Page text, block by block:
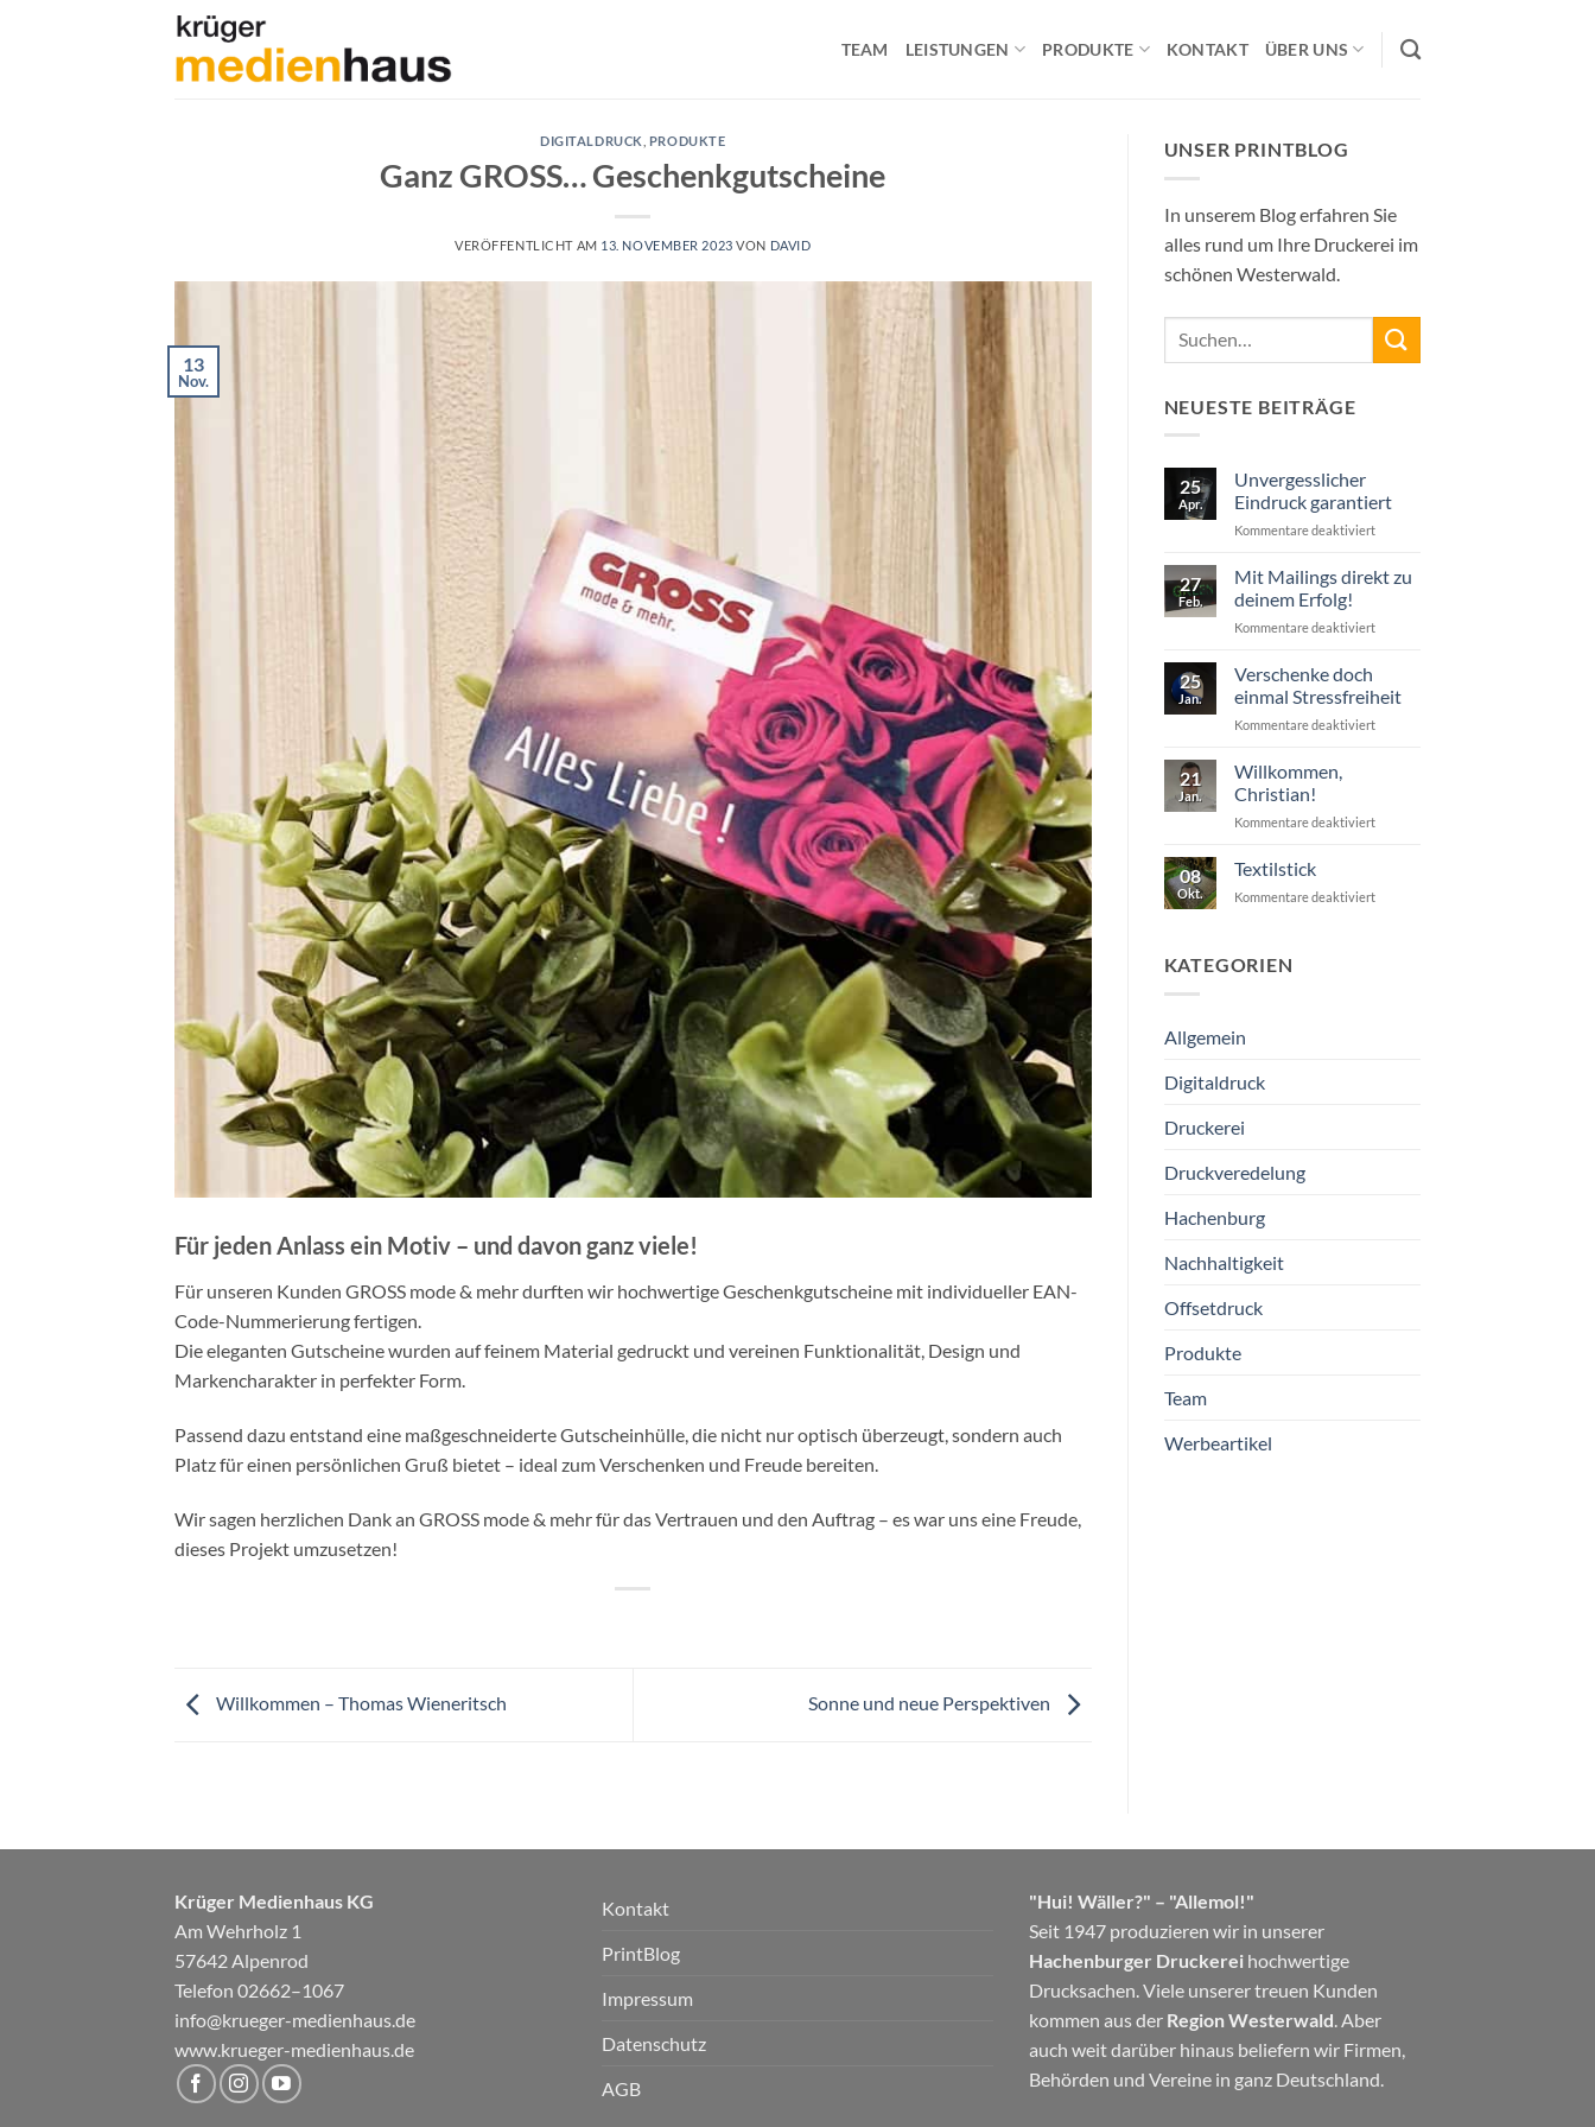
TEAM LEISTUNGEN PRODUKTE KONTAKT ÜBER UNS
DIGITALDRUCK PRODUKTE
Ganz GROSS… Geschenkgutscheine
VERÖFFENTLICHT AM 13. NOVEMBER 2023 VON DAVID
13
Nov.
Für jeden Anlass ein Motiv – und davon ganz viele!
Für unseren Kunden GROSS mode & mehr durften wir hochwertige Geschenkgutscheine mit individueller EAN-
Code-Nummerierung fertigen.
Die eleganten Gutscheine wurden auf feinem Material gedruckt und vereinen Funktionalität, Design und
Markencharakter in perfekter Form.
Passend dazu entstand eine maßgeschneiderte Gutscheinhülle, die nicht nur optisch überzeugt, sondern auch
Platz für einen persönlichen Gruß bietet – ideal zum Verschenken und Freude bereiten.
Wir sagen herzlichen Dank an GROSS mode & mehr für das Vertrauen und den Auftrag – es war uns eine Freude,
dieses Projekt umzusetzen!
Willkommen – Thomas Wieneritsch Sonne und neue Perspektiven
UNSER PRINTBLOG
In unserem Blog erfahren Sie
alles rund um Ihre Druckerei im
schönen Westerwald.
NEUESTE BEITRÄGE
25
Apr.
Unvergesslicher
Eindruck garantiert
Kommentare deaktiviertfür
Eindruck
27
Feb.
Mit Mailings direkt zu
deinem Erfolg!
Kommentare deaktiviertfür
zu
deinem
25
Jan.
Verschenke doch
einmal Stressfreiheit
Kommentare deaktiviertfür
21
Jan.
Willkommen,
Christian!
Kommentare deaktiviertfür
08
Okt.
Textilstick
Kommentare deaktiviertfür
KATEGORIEN
Allgemein
Digitaldruck
Druckerei
Druckveredelung
Hachenburg
Nachhaltigkeit
Offsetdruck
Produkte
Team
Werbeartikel
Krüger Medienhaus KG
Am Wehrholz 1
57642 Alpenrod
Telefon 02662–1067
info@krueger-medienhaus.de
www.krueger-medienhaus.de
Kontakt
PrintBlog
Impressum
Datenschutz
AGB
"Hui! Wäller?" – "Allemol!"
Seit 1947 produzieren wir in unserer
Hachenburger Druckerei hochwertige
Drucksachen. Viele unserer treuen Kunden
kommen aus der Region Westerwald. Aber
auch weit darüber hinaus beliefern wir Firmen,
Behörden und Vereine in ganz Deutschland.